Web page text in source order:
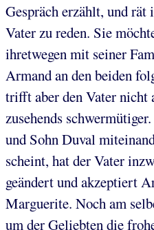
Gespräch erzählt, und
Vater zu reden. Sie
ihretwegen mit seiner
Armand an den beiden
trifft aber den Vater
zusehends
und Sohn Duval
scheint, hat der Vater
geändert und akzeptiert
Marguerite. Noch am
um der Geliebten die